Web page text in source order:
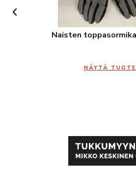
Naisten
NÄYTÄ TUOTE